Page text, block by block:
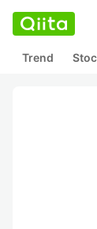
Trend